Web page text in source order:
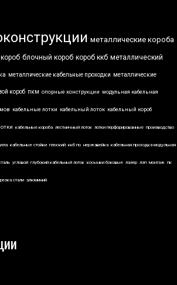
металлические короба
блочный короб короб ккб металлический
металлические кабельные проходки металлические
короб пкм опорные конструкции модульная кабельная
кабельные лотки кабельный лоток кабельный короб
кабельные короба лестничный лоток лотки перфорированные производство
кабельные стойки плоский ккб по нержавейка кабельная проходка модульная
угловой глубокий кабельный лоток косынки боковые лазер лэп монтаж пк
стали алюминий